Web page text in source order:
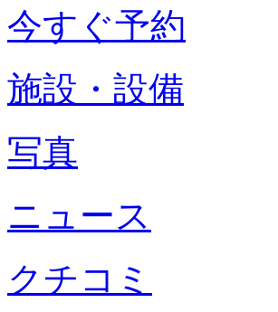
今すぐ予約
施設・設備
写真
ニュース
クチコミ